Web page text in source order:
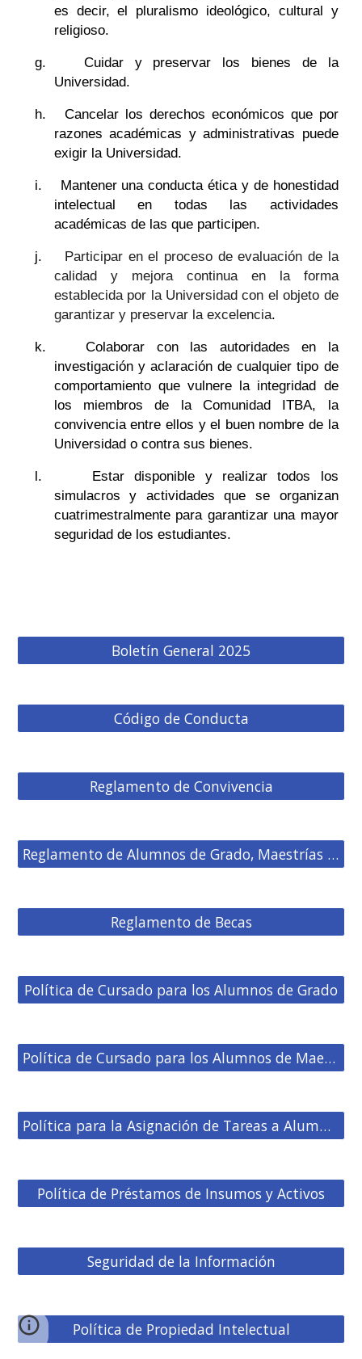
es decir, el pluralismo ideológico, cultural y
religioso.
g.
Cuidar y preservar los bienes de la
Universidad.
h.
Cancelar los derechos económicos que por
razones académicas y administrativas puede
exigir la Universidad.
i.
Mantener una conducta ética y de honestidad
intelectual en todas las actividades
académicas de las que participen.
j.
Participar en el proceso de evaluación de la
calidad y mejora continua en la forma
establecida por la Universidad con el objeto de
garantizar y preservar la excelencia.
k.
Colaborar con las autoridades en la
investigación y aclaración de cualquier tipo de
comportamiento que vulnere la integridad de
los miembros de la Comunidad ITBA, la
convivencia entre ellos y el buen nombre de la
Universidad o contra sus bienes.
l.
Estar disponible y realizar todos los
simulacros y actividades que se organizan
cuatrimestralmente para garantizar una mayor
seguridad de los estudiantes.
Boletín General 2025
Código de Conducta
Reglamento de Convivencia
Reglamento de Alumnos de Grado, Maestrías y Especializaciones
Reglamento de Becas
Política de Cursado para los Alumnos de Grado
Política de Cursado para los Alumnos de Maestrías y Especializaciones
Política para la Asignación de Tareas a Alumnos
Política de Préstamos de Insumos y Activos
Seguridad de la Información
Política de Propiedad Intelectual